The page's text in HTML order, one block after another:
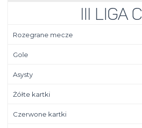
III Liga C
Rozegrane mecze
Gole
Asysty
Żółte kartki
Czerwone kartki